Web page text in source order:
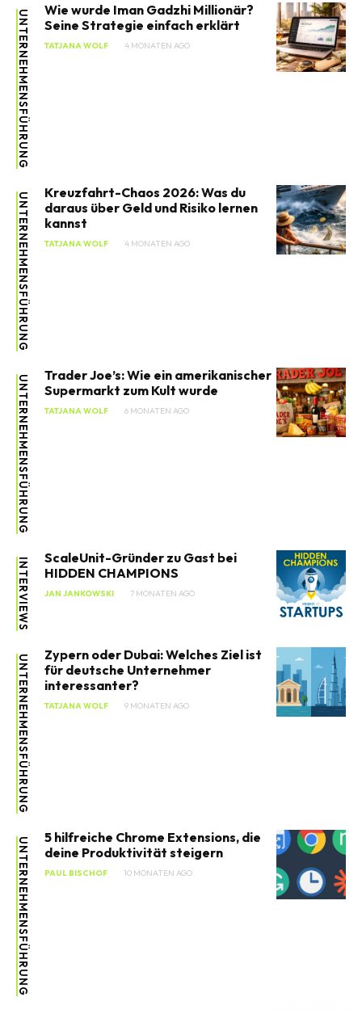
SEARCH...
UNTERNEHMENSFÜHRUNG
Wie wurde Iman Gadzhi Millionär?
Seine Strategie einfach erklärt
TATJANA WOLF 4 MONATEN AGO
UNTERNEHMENSFÜHRUNG
Kreuzfahrt-Chaos 2026: Was du
daraus über Geld und Risiko lernen
kannst
TATJANA WOLF 4 MONATEN AGO
UNTERNEHMENSFÜHRUNG
Trader Joe’s: Wie ein amerikanischer
Supermarkt zum Kult wurde
TATJANA WOLF 6 MONATEN AGO
INTERVIEWS
ScaleUnit-Gründer zu Gast bei
HIDDEN CHAMPIONS
JAN JANKOWSKI 7 MONATEN AGO
UNTERNEHMENSFÜHRUNG
Zypern oder Dubai: Welches Ziel ist
für deutsche Unternehmer
interessanter?
TATJANA WOLF 9 MONATEN AGO
UNTERNEHMENSFÜHRUNG
5 hilfreiche Chrome Extensions, die
deine Produktivität steigern
PAUL BISCHOF 10 MONATEN AGO